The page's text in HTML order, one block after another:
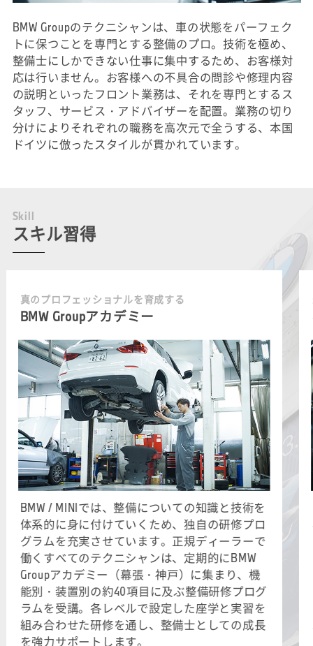
BMW Groupのテクニシャンは、車の状態をパーフェク
トに保つことを専門とする整備のプロ。技術を極め、
整備士にしかできない仕事に集中するため、お客様対
応は行いません。お客様への不具合の問診や修理内容
の説明といったフロント業務は、それを専門とするス
タッフ、サービス・アドバイザーを配置。業務の切り
分けによりそれぞれの職務を高次元で全うする、本国
ドイツに倣ったスタイルが貫かれています。
Skill
スキル習得
真のプロフェッショナルを育成する
BMW Groupアカデミー
BMW / MINIでは、整備についての知識と技術を
体系的に身に付けていくため、独自の研修プロ
グラムを充実させています。正規ディーラーで
働くすべてのテクニシャンは、定期的にBMW
Groupアカデミー（幕張・神戸）に集まり、機
能別・装置別の約40項目に及ぶ整備研修プログ
ラムを受講。各レベルで設定した座学と実習を
組み合わせた研修を通し、整備士としての成長
を強力サポートします。